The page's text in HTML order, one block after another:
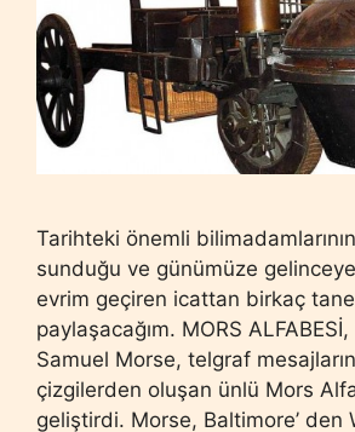
Tarihteki önemli
sunduğu ve günümüze
evrim geçiren icattan birkaç
paylaşacağım. MORS ALFABESİ,
Samuel Morse, telgraf
çizgilerden oluşan ünlü Mors
geliştirdi. Morse, Baltimore’ den